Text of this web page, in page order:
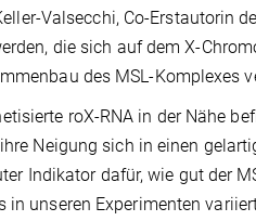
Valsecchi, Co-Erstautorin
die sich auf dem X-
des MSL-Komplexes
roX-RNA in der Nähe
Neigung sich in einen
Indikator dafür, wie gut der
unseren Experimenten